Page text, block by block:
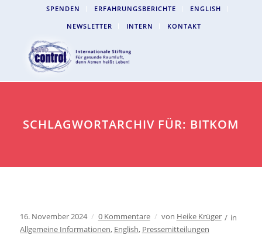
SPENDEN ERFAHRUNGSBERICHTE
ENGLISH
NEWSLETTER
INTERN KONTAKT
SCHLAGWORTARCHIV FÜR: BITKOM
16. November 2024 / 0 Kommentare / von Heike Krüger / in
Allgemeine Informationen, English, Pressemitteilungen